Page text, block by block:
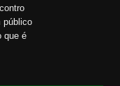
público
que é